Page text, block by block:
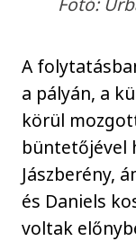
A
a pályán, a
körül
büntetőjével
Jászberény,
és Daniels
voltak